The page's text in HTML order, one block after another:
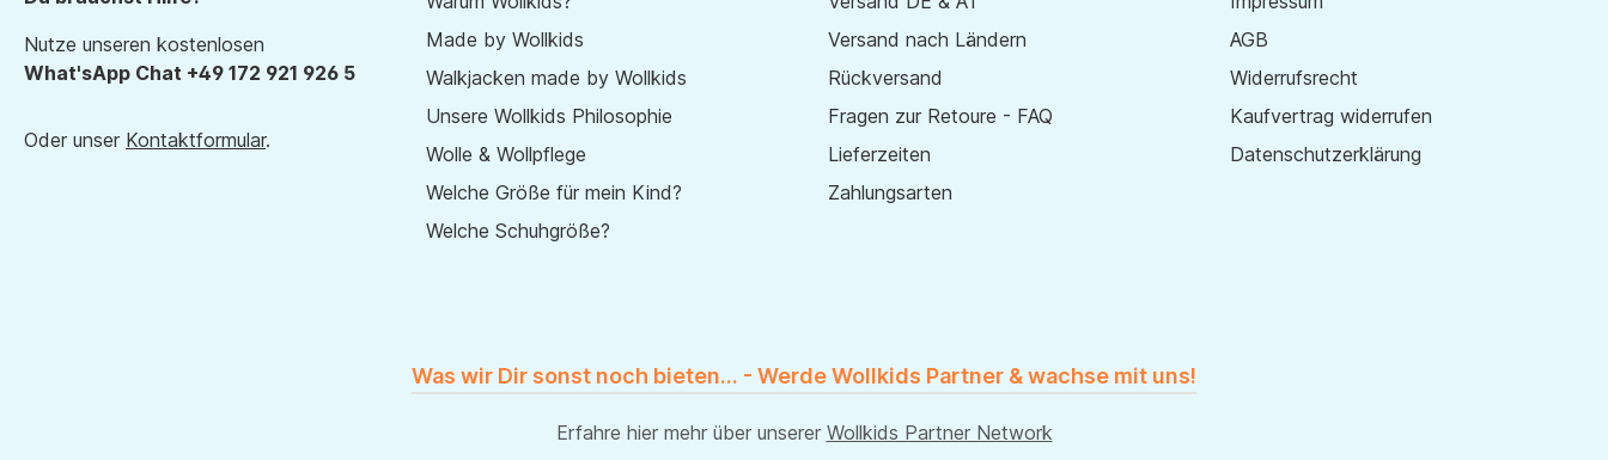
Nutze unseren kostenlosen
What'sApp Chat +49 172 921 926 5
Oder unser Kontaktformular.
Made by Wollkids
Walkjacken made by Wollkids
Unsere Wollkids Philosophie
Wolle & Wollpflege
Welche Größe für mein Kind?
Welche Schuhgröße?
Versand nach Ländern
Rückversand
Fragen zur Retoure - FAQ
Lieferzeiten
Zahlungsarten
AGB
Widerrufsrecht
Kaufvertrag widerrufen
Datenschutzerklärung
Was wir Dir sonst noch bieten... - Werde Wollkids Partner & wachse mit uns!
Erfahre hier mehr über unserer Wollkids Partner Network